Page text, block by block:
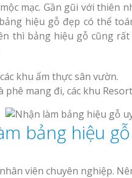
mạc. Gần gũi với thiên
hiệu gỗ đẹp có thể
thì bảng hiệu gỗ cũng
khu ẩm thực sân vườn.
phê mang đi, các khu
bảng hiệu gỗ
viên chuyên nghiệp.
Mẫu Bảng
Quần Áo
Đẹp
GPP
Binh đẹp